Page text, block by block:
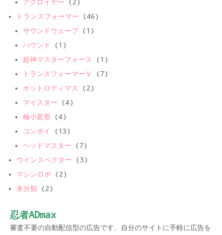
アクロイヤー (2)
トランスフォーマー (46)
サウンドウェーブ (1)
ハウンド
(1)
超神マスターフォース
(1)
トランスフォーマーＶ
(7)
ホットロディマス
(2)
マイスター (4)
極小変形 (4)
コンボイ
(13)
ヘッドマスター (7)
ウインスペクター (3)
マシンロボ (2)
未分類 (2)
忍者ADmax
審査不要の自動配信型の広告です、自分のサイトに手軽に広告を